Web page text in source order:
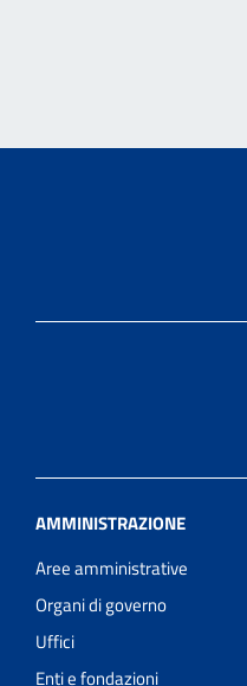
AMMINISTRAZIONE
Aree amministrative
Organi di governo
Uffici
Enti e fondazioni